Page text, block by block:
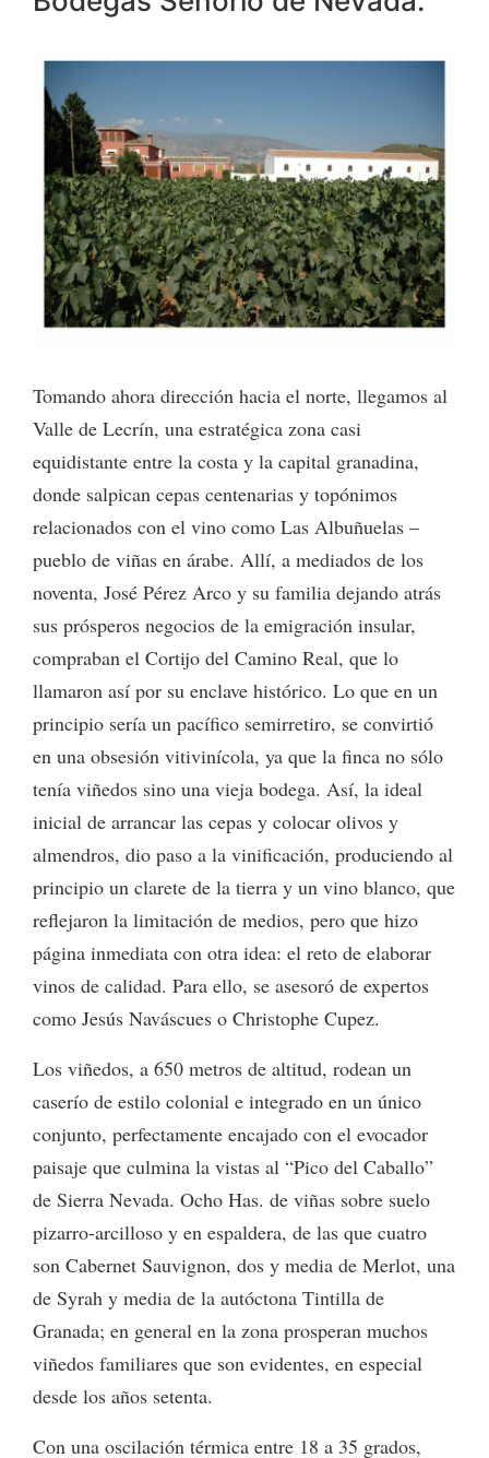
Tomando ahora dirección hacia el norte, llegamos al
Valle de Lecrín, una estratégica zona casi
equidistante entre la costa y la capital granadina,
donde salpican cepas centenarias y topónimos
relacionados con el vino como Las Albuñuelas –
pueblo de viñas en árabe. Allí, a mediados de los
noventa, José Pérez Arco y su familia dejando atrás
sus prósperos negocios de la emigración insular,
compraban el Cortijo del Camino Real, que lo
llamaron así por su enclave histórico. Lo que en un
principio sería un pacífico semirretiro, se convirtió
en una obsesión vitivinícola, ya que la finca no sólo
tenía viñedos sino una vieja bodega. Así, la ideal
inicial de arrancar las cepas y colocar olivos y
almendros, dio paso a la vinificación, produciendo al
principio un clarete de la tierra y un vino blanco, que
reflejaron la limitación de medios, pero que hizo
página inmediata con otra idea: el reto de elaborar
vinos de calidad. Para ello, se asesoró de expertos
como Jesús Naváscues o Christophe Cupez.
Los viñedos, a 650 metros de altitud, rodean un
caserío de estilo colonial e integrado en un único
conjunto, perfectamente encajado con el evocador
paisaje que culmina la vistas al “Pico del Caballo”
de Sierra Nevada. Ocho Has. de viñas sobre suelo
pizarro-arcilloso y en espaldera, de las que cuatro
son Cabernet Sauvignon, dos y media de Merlot, una
de Syrah y media de la autóctona Tintilla de
Granada; en general en la zona prosperan muchos
viñedos familiares que son evidentes, en especial
desde los años setenta.
Con una oscilación térmica entre 18 a 35 grados,